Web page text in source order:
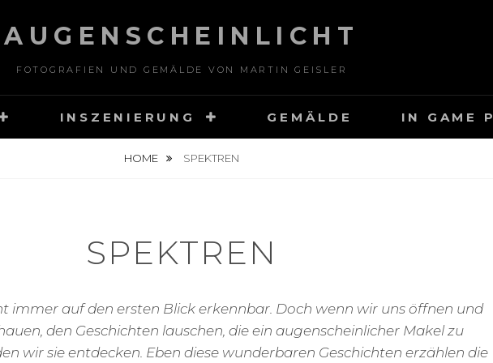
AUGENSCHEINLICHT
FOTOGRAFIEN UND GEMÄLDE VON MARTIN GEISLER
INSZENIERUNG GEMÄLDE IN GAME
HOME SPEKTREN
SPEKTREN
immer auf den ersten Blick erkennbar. Doch wenn wir uns öffnen und
den Geschichten lauschen, die ein augenscheinlicher Makel zu
wir sie entdecken. Eben diese wunderbaren Geschichten erzählen die